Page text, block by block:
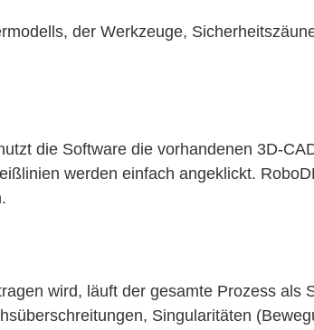
der Werkzeuge,
die Software die vorhandenen 3D-
werden einfach angeklickt.
wird, läuft der gesamte Prozess als
Singularitäten